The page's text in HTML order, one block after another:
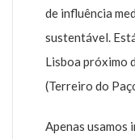
de influência
sustentável.
Lisboa próximo
(Terreiro do
Apenas